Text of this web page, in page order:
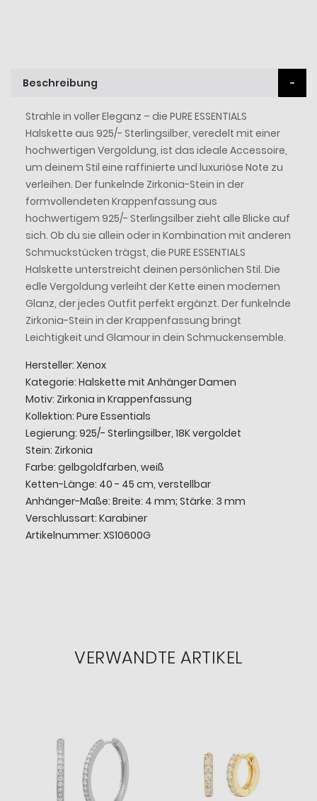
Beschreibung
Strahle in voller Eleganz – die PURE ESSENTIALS
Halskette aus 925/- Sterlingsilber, veredelt mit einer
hochwertigen Vergoldung, ist das ideale Accessoire,
um deinem Stil eine raffinierte und luxuriöse Note zu
verleihen. Der funkelnde Zirkonia-Stein in der
formvollendeten Krappenfassung aus
hochwertigem 925/- Sterlingsilber zieht alle Blicke auf
sich. Ob du sie allein oder in Kombination mit anderen
Schmuckstücken trägst, die PURE ESSENTIALS
Halskette unterstreicht deinen persönlichen Stil. Die
edle Vergoldung verleiht der Kette einen modernen
Glanz, der jedes Outfit perfekt ergänzt. Der funkelnde
Zirkonia-Stein in der Krappenfassung bringt
Leichtigkeit und Glamour in dein Schmuckensemble.
Hersteller: Xenox
Kategorie: Halskette mit Anhänger Damen
Motiv: Zirkonia in Krappenfassung
Kollektion: Pure Essentials
Legierung: 925/- Sterlingsilber, 18K vergoldet
Stein: Zirkonia
Farbe: gelbgoldfarben, weiß
Ketten-Länge: 40 - 45 cm, verstellbar
Anhänger-Maße: Breite: 4 mm; Stärke: 3 mm
Verschlussart: Karabiner
Artikelnummer: XS10600G
VERWANDTE ARTIKEL